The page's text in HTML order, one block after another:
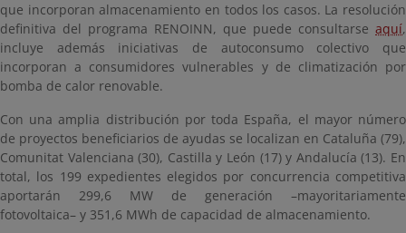
que incorporan almacenamiento en todos los casos. La resolución
definitiva del programa RENOINN, que puede consultarse aquí,
incluye además iniciativas de autoconsumo colectivo que
incorporan a consumidores vulnerables y de climatización por
bomba de calor renovable.
Con una amplia distribución por toda España, el mayor número
de proyectos beneficiarios de ayudas se localizan en Cataluña (79),
Comunitat Valenciana (30), Castilla y León (17) y Andalucía (13). En
total, los 199 expedientes elegidos por concurrencia competitiva
aportarán 299,6 MW de generación –mayoritariamente
fotovoltaica– y 351,6 MWh de capacidad de almacenamiento.